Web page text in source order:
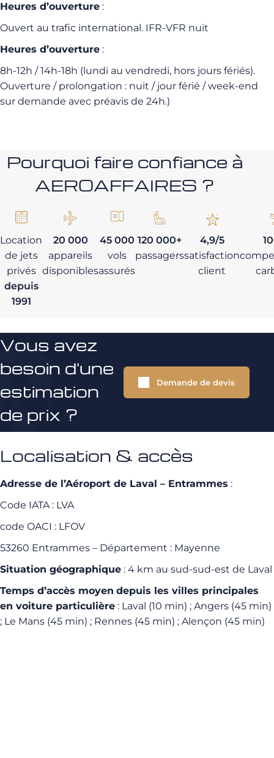
Heures d’ouverture :
Ouvert au trafic international. IFR-VFR nuit
Heures d’ouverture :
8h-12h / 14h-18h (lundi au vendredi, hors jours fériés).
Ouverture / prolongation : nuit / jour férié / week-end
sur demande avec préavis de 24h.)
Pourquoi faire confiance à
AEROAFFAIRES ?
Location
de jets
privés
depuis
1991
20 000
appareils
disponibles
45 000
vols
assurés
120 000+
passagers
4,9/5
satisfaction
client
Vous avez
besoin d'une
estimation
de prix ?
Demande de devis
Localisation & accès
Adresse de l’Aéroport de Laval – Entrammes :
Code IATA : LVA
code OACI : LFOV
53260 Entrammes – Département : Mayenne
Situation géographique : 4 km au sud-sud-est de Laval
Temps d’accès moyen depuis les villes principales
en voiture particulière : Laval (10 min) ; Angers (45 min)
; Le Mans (45 min) ; Rennes (45 min) ; Alençon (45 min)